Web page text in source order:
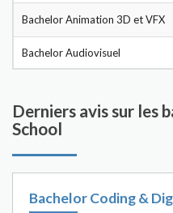
Bachelor Animation 3D et VFX
Bachelor Audiovisuel
Derniers avis sur les
School
Bachelor Coding &